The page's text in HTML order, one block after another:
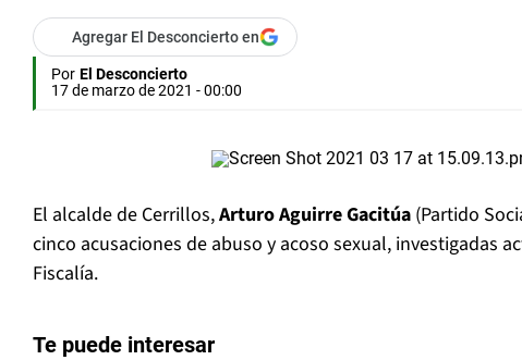
Agregar El Desconcierto en
Por El Desconcierto
17 de marzo de 2021 - 00:00
El alcalde de Cerrillos,Arturo Aguirre Gacitúa (Partido
cinco acusaciones de abuso y acoso sexual, investigadas
Fiscalía.
Te puede interesar